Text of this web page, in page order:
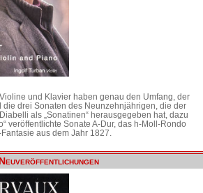
und Klavier haben genau den Umfang, der
die drei Sonaten des Neunzehnjährigen, die der
als „Sonatinen“ herausgegeben hat, dazu
veröffentlichte Sonate A-Dur, das h-Moll-Rondo
aus dem Jahr 1827.
Neuveröffentlichungen